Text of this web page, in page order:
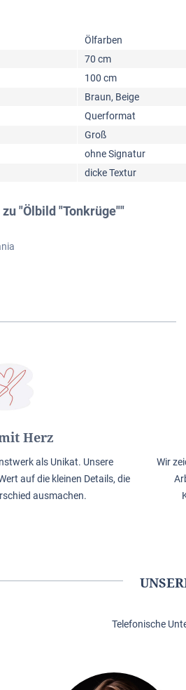
Ölfarben
70 cm
100 cm
Braun, Beige
Querformat
Groß
ohne Signatur
dicke Textur
"Ölbild "Tonkrüge""
Herz
als Unikat. Unsere
auf die kleinen Details, die
ausmachen.
Wir
Telefonische